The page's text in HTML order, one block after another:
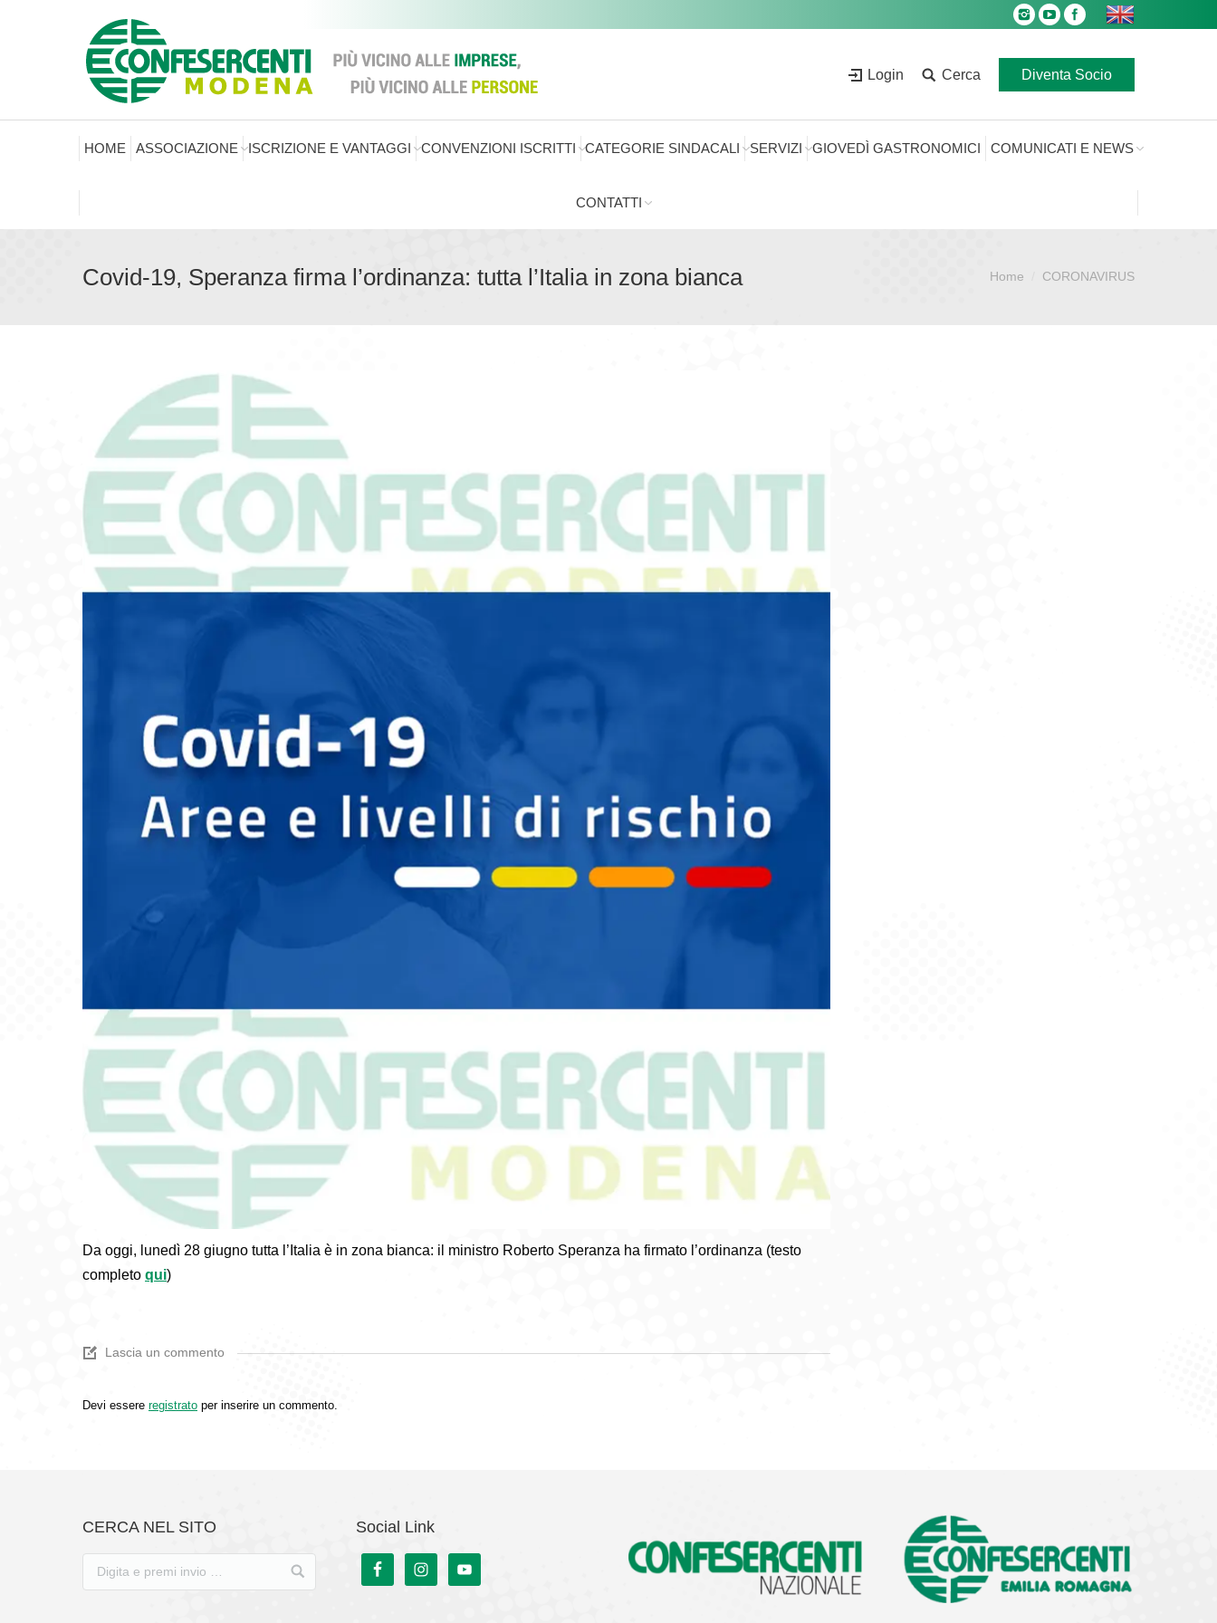
Login Cerca Diventa Socio
HOME ASSOCIAZIONE ISCRIZIONE E VANTAGGI CONVENZIONI ISCRITTI CATEGORIE SINDACALI SERVIZI GIOVEDÌ GASTRONOMICI COMUNICATI E NEWS
CONTATTI
Covid-19, Speranza firma l’ordinanza: tutta l’Italia in zona bianca Sei qui:Home CORONAVIRUS
Da oggi, lunedì 28 giugno tutta l’Italia è in zona bianca: il ministro Roberto Speranza ha firmato l’ordinanza (testo
completo qui)
Lascia un commento
Devi essere registrato per inserire un commento.
CERCA NEL SITO Social Link